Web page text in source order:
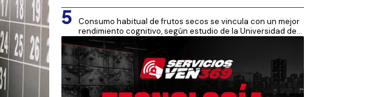
5
Consumo habitual de frutos secos se vincula con un mejor
rendimiento cognitivo, según estudio de la Universidad de
Monash